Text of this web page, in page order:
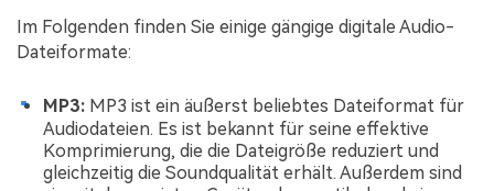
Im Folgenden finden Sie einige gängige digitale Audio-
Dateiformate:
MP3: MP3 ist ein äußerst beliebtes Dateiformat für
Audiodateien. Es ist bekannt für seine effektive
Komprimierung, die die Dateigröße reduziert und
gleichzeitig die Soundqualität erhält. Außerdem sind